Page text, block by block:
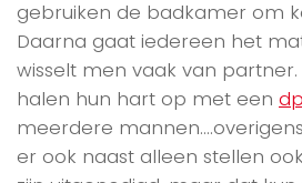
gebruiken de badkamer om
Daarna gaat iedereen het
wisselt men vaak van
halen hun hart op met een
meerdere
er ook naast alleen stellen